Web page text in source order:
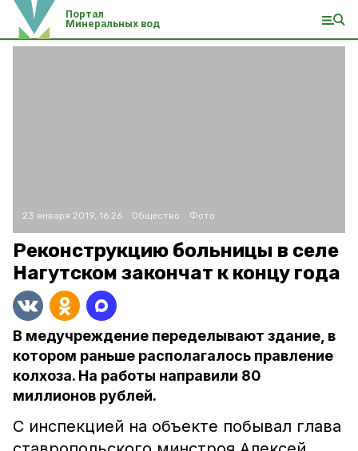
Портал
Минеральных вод
23 января 2019, 16:26 Общество Фото:
Реконструкцию больницы в селе
Нагутском закончат к концу года
В медучреждение переделывают здание, в
котором раньше располагалось правление
колхоза. На работы направили 80
миллионов рублей.
С инспекцией на объекте побывал глава